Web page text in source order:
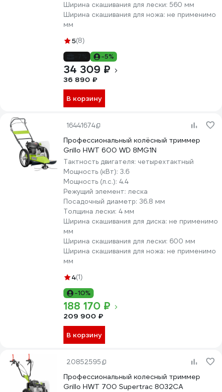
Ширина скашивания для лески: 560 мм
Ширина скашивания для ножа: не применимо
мм
5(8)
-5%
34 309 ₽
36 890 ₽
В корзину
16441674
Профессиональный колёсный триммер
Grillo HWT 600 WD 8MG1N
Тактность двигателя: четырехтактный
Мощность (кВт): 3.6
Мощность (л.с.): 4.4
Режущий элемент: леска
Посадочный диаметр: 36.8 мм
Толщина лески: 4 мм
Ширина скашивания для диска: не применимо
мм
Ширина скашивания для лески: 600 мм
Ширина скашивания для ножа: не применимо
мм
4(1)
-10%
188 170 ₽
209 900 ₽
В корзину
20852595
Профессиональный колесный триммер
Grillo HWT 700 Supertrac 8032CA